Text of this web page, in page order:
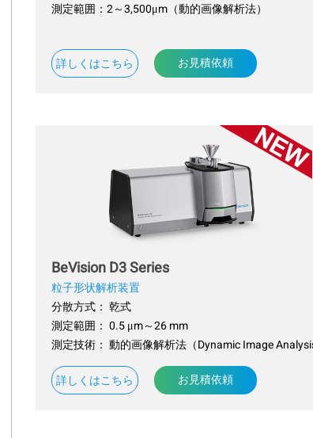
測定範囲：2～3,500μm（動的画像解析法）
詳しくはこちら お見積依頼
BeVision D3 Series
粒子形状解析装置
分散方式： 乾式
測定範囲： 0.5 μm～26 mm
測定技術： 動的画像解析法（Dynamic Image
詳しくはこちら お見積依頼